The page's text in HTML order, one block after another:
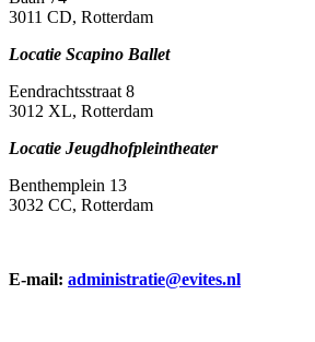
3011 CD, Rotterdam
Locatie Scapino Ballet
Eendrachtsstraat 8
3012 XL, Rotterdam
Locatie Jeugdhofpleintheater
Benthemplein 13
3032 CC, Rotterdam
E-mail: administratie@evites.nl